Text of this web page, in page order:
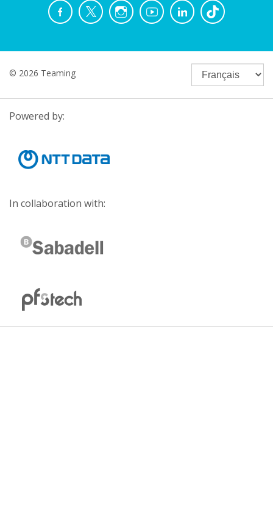
© 2026 Teaming
Powered by:
In collaboration with: